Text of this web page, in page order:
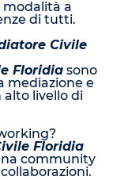
modalità a
di tutti.
Civile
Floridiasono
mediazione e
livello di
Floridia
community